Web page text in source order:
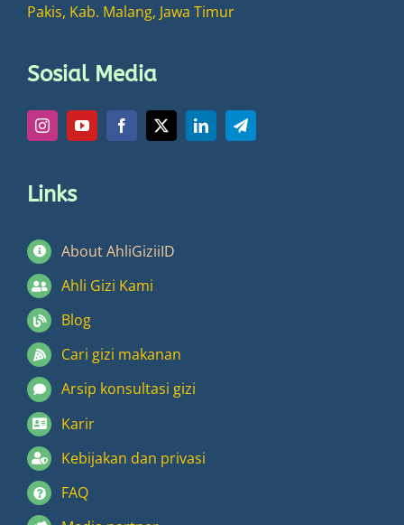
Pakis, Kab. Malang, Jawa Timur
Sosial Media
Links
About AhliGiziiID
Ahli Gizi Kami
Blog
Cari gizi makanan
Arsip konsultasi gizi
Karir
Kebijakan dan privasi
FAQ